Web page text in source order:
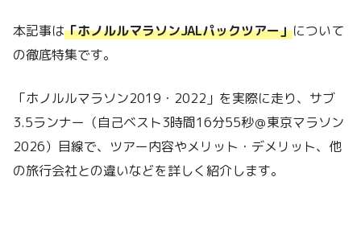
本記事は「ホノルルマラソンJALパックツアー」について
の徹底特集です。
「ホノルルマラソン2019・2022」を実際に走り、サブ
3.5ランナー（自己ベスト3時間16分55秒＠東京マラソン
2026）目線で、ツアー内容やメリット・デメリット、他
の旅行会社との違いなどを詳しく紹介します。